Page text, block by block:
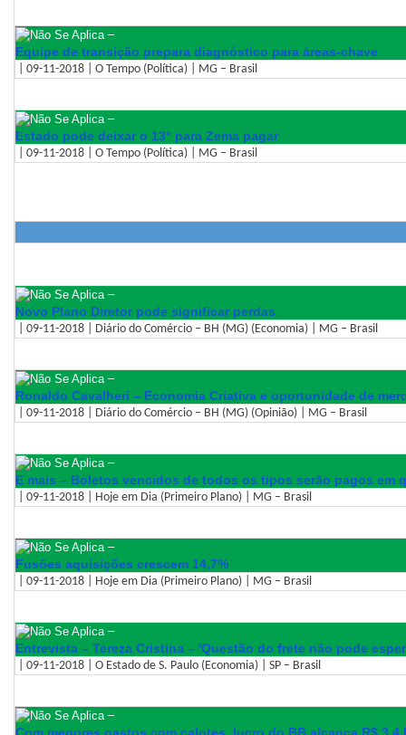
–
Equipe de transição prepara diagnóstico para áreas-chave
| 09-11-2018 | O Tempo (Política) | MG – Brasil
–
Estado pode deixar o 13° para Zema pagar
| 09-11-2018 | O Tempo (Política) | MG – Brasil
–
Novo Plano Diretor pode significar perdas
| 09-11-2018 | Diário do Comércio – BH (MG) (Economia) | MG – Brasil
–
Ronaldo Cavalheri – Economia Criativa e oportunidade de
| 09-11-2018 | Diário do Comércio – BH (MG) (Opinião) | MG – Brasil
–
E mais – Boletos vencidos de todos os tipos serão pagos em
| 09-11-2018 | Hoje em Dia (Primeiro Plano) | MG – Brasil
–
Fusões aquisições crescem 14,7%
| 09-11-2018 | Hoje em Dia (Primeiro Plano) | MG – Brasil
–
Entrevista – Tereza Cristina – 'Questão do frete não pode
| 09-11-2018 | O Estado de S. Paulo (Economia) | SP – Brasil
–
Com menores gastos com calotes, lucro do BB alcança R$ 3.4